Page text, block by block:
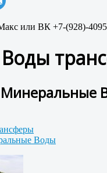
или ВК +7-(928)-
Минеральные
Воды